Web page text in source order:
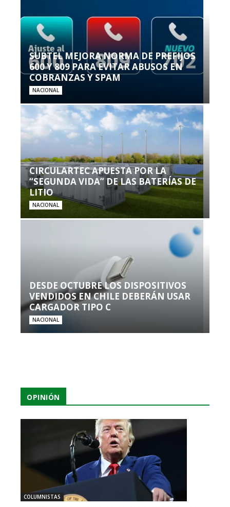
SUBTEL MEJORA NORMA DE PREFIJOS
600 Y 809 PARA EVITAR ABUSOS EN
COBRANZAS Y SPAM
NACIONAL
CIRCULARTEC APUESTA POR LA
“SEGUNDA VIDA” DE LAS BATERÍAS DE
LITIO
NACIONAL
DESDE OCTUBRE LOS DISPOSITIVOS
VENDIDOS EN CHILE DEBERÁN USAR
CARGADOR TIPO C
NACIONAL
OPINIÓN
COLUMNISTAS